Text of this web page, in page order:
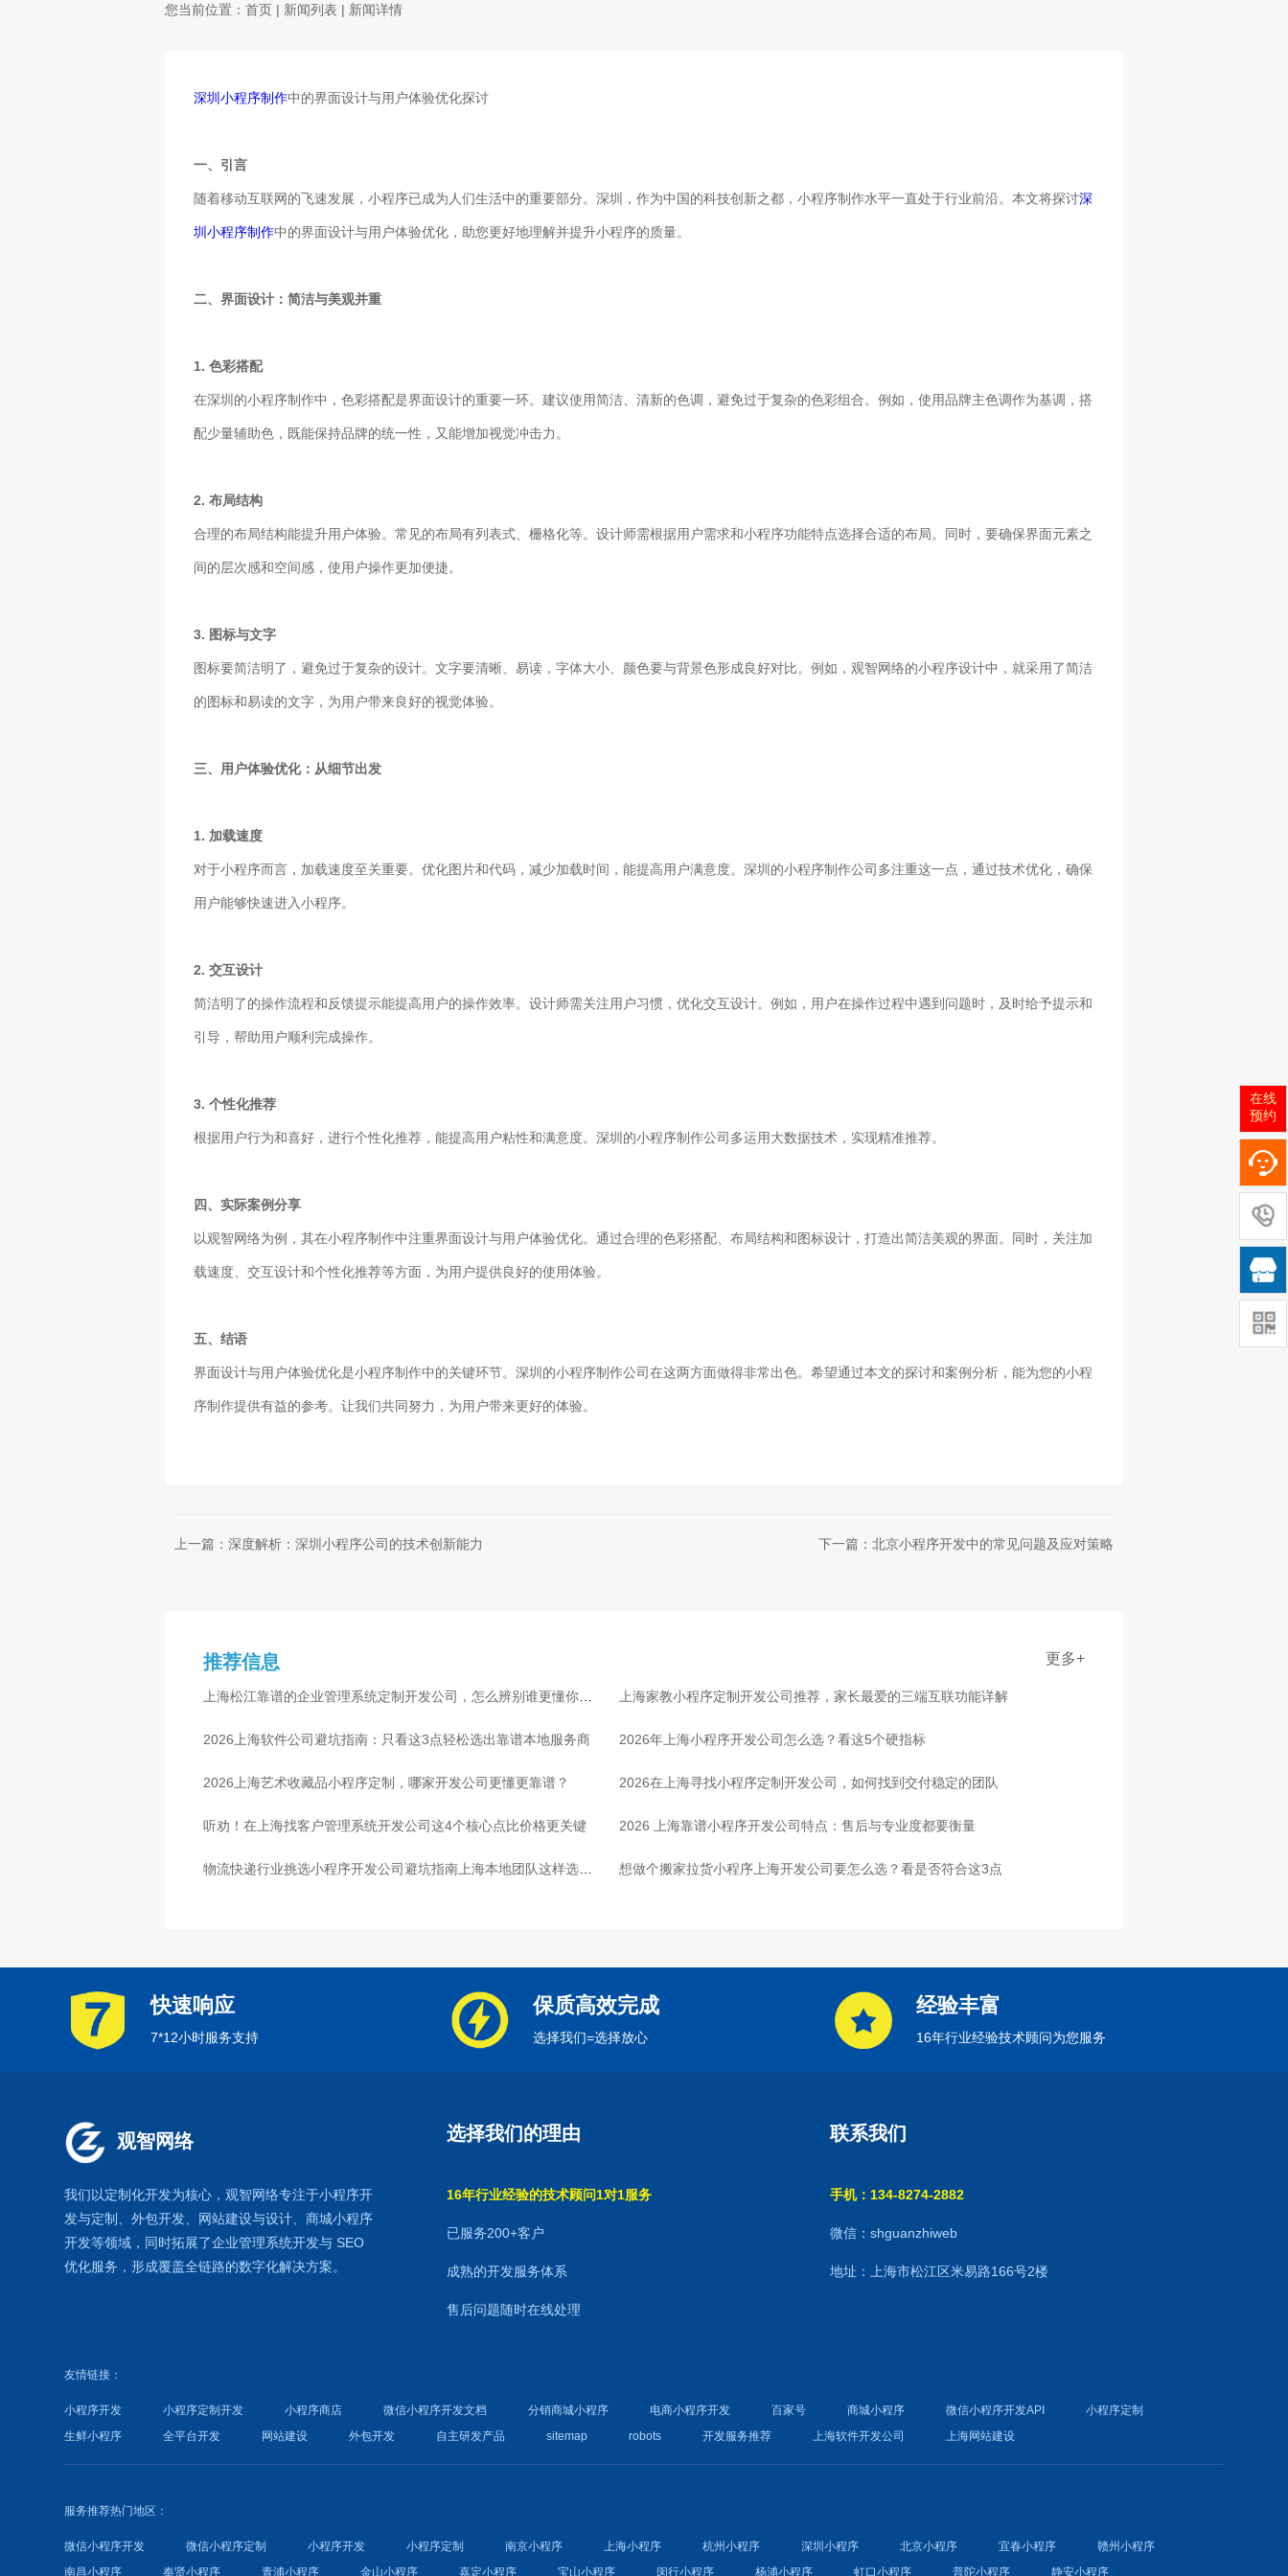
您当前位置： 首页 | 新闻列表 | 新闻详情
深圳小程序制作中的界面设计与用户体验优化探讨
一、引言
随着移动互联网的飞速发展，小程序已成为人们生活中的重要部分。深圳，作为中国的科技创新之都，小程序制作水平一直处于行业前沿。本文将探讨深
圳小程序制作中的界面设计与用户体验优化，助您更好地理解并提升小程序的质量。
二、界面设计：简洁与美观并重
1. 色彩搭配
在深圳的小程序制作中，色彩搭配是界面设计的重要一环。建议使用简洁、清新的色调，避免过于复杂的色彩组合。例如，使用品牌主色调作为基调，搭
配少量辅助色，既能保持品牌的统一性，又能增加视觉冲击力。
2. 布局结构
合理的布局结构能提升用户体验。常见的布局有列表式、栅格化等。设计师需根据用户需求和小程序功能特点选择合适的布局。同时，要确保界面元素之
间的层次感和空间感，使用户操作更加便捷。
3. 图标与文字
图标要简洁明了，避免过于复杂的设计。文字要清晰、易读，字体大小、颜色要与背景色形成良好对比。例如，观智网络的小程序设计中，就采用了简洁
的图标和易读的文字，为用户带来良好的视觉体验。
三、用户体验优化：从细节出发
1. 加载速度
对于小程序而言，加载速度至关重要。优化图片和代码，减少加载时间，能提高用户满意度。深圳的小程序制作公司多注重这一点，通过技术优化，确保
用户能够快速进入小程序。
2. 交互设计
简洁明了的操作流程和反馈提示能提高用户的操作效率。设计师需关注用户习惯，优化交互设计。例如，用户在操作过程中遇到问题时，及时给予提示和
引导，帮助用户顺利完成操作。
3. 个性化推荐
根据用户行为和喜好，进行个性化推荐，能提高用户粘性和满意度。深圳的小程序制作公司多运用大数据技术，实现精准推荐。
四、实际案例分享
以观智网络为例，其在小程序制作中注重界面设计与用户体验优化。通过合理的色彩搭配、布局结构和图标设计，打造出简洁美观的界面。同时，关注加
载速度、交互设计和个性化推荐等方面，为用户提供良好的使用体验。
五、结语
界面设计与用户体验优化是小程序制作中的关键环节。深圳的小程序制作公司在这两方面做得非常出色。希望通过本文的探讨和案例分析，能为您的小程
序制作提供有益的参考。让我们共同努力，为用户带来更好的体验。
上一篇：深度解析：深圳小程序公司的技术创新能力 下一篇：北京小程序开发中的常见问题及应对策略
推荐信息 更多+
上海松江靠谱的企业管理系统定制开发公司，怎么辨别谁更懂你行
业
上海家教小程序定制开发公司推荐，家长最爱的三端互联功能详解
2026上海软件公司避坑指南：只看这3点轻松选出靠谱本地服务商 2026年上海小程序开发公司怎么选？看这5个硬指标
2026上海艺术收藏品小程序定制，哪家开发公司更懂更靠谱？ 2026在上海寻找小程序定制开发公司，如何找到交付稳定的团队
听劝！在上海找客户管理系统开发公司这4个核心点比价格更关键 2026 上海靠谱小程序开发公司特点：售后与专业度都要衡量
物流快递行业挑选小程序开发公司避坑指南上海本地团队这样选放 想做个搬家拉货小程序上海开发公司要怎么选？看是否符合这3点
快速响应
7*12小时服务支持
保质高效完成
选择我们=选择放心
经验丰富
16年行业经验技术顾问为您服务
观智网络
我们以定制化开发为核心，观智网络专注于小程序开
发与定制、外包开发、 网站建设与设计、商城小程序
开发等领域，同时拓展了企业管理系统开发与 SEO
优化服务，形成覆盖全链路的数字化解决方案。
选择我们的理由
16年行业经验的技术顾问1对1服务
已服务200+客户
成熟的开发服务体系
售后问题随时在线处理
联系我们
手机：134-8274-2882
微信：shguanzhiweb
地址：上海市松江区米易路166号2楼
友情链接：
小程序开发 小程序定制开发 小程序商店 微信小程序开发文档 分销商城小程序 电商小程序开发 百家号 商城小程序 微信小程序开发API
小程序定制
生鲜小程序
全平台开发 网站建设 外包开发 自主研发产品 sitemap robots 开发服务推荐 上海软件开发公司 上海网站建设
服务推荐热门地区：
微信小程序开发 微信小程序定制 小程序开发 小程序定制 南京小程序 上海小程序 杭州小程序 深圳小程序 北京小程序 宜春小程序
赣州小程序
南昌小程序
奉贤小程序 青浦小程序 金山小程序 嘉定小程序 宝山小程序 闵行小程序 杨浦小程序 虹口小程序 普陀小程序 静安小程序
在线
预约
